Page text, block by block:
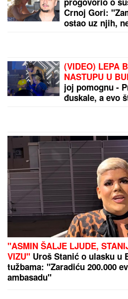
Žena Mikija Đuričića se bavi
Angelina radi na dva mesta i
"Jako je sposobna"
"MENI JE OLUJA BILA
sramna izjava o vojnoj
pre tri decenije: "PUŠKU IZ
suvenir"